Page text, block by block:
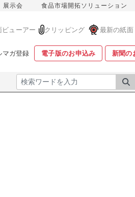
展示会 食品市場開拓ソリューション
ビューアー クリッピング 最新の紙面
マガ登録 電子版のお申込み 新聞の
検